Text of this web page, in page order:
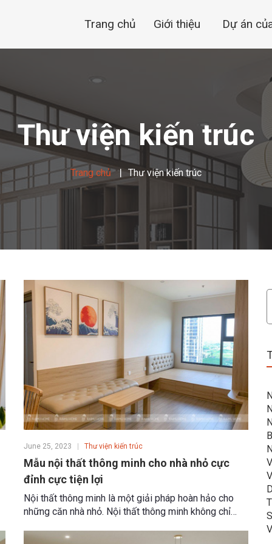
Trang chủ Giới thiệu
Quy trình làm việc
Không gian làm việc
Thế mạnh Raimuhome
Xưởng sản xuất
Dự án
Thư viện kiến trúc
Trang chủ Thư viện kiến trúc
June 25, 2023 Thư viện kiến trúc
Mẫu nội thất thông minh cho nhà nhỏ cực
đỉnh cực tiện lợi
Nội thất thông minh là một giải pháp hoàn hảo cho
những căn nhà nhỏ. Nội thất thông minh không chỉ
với nhiều công năng được lồng ghép trong cùng một